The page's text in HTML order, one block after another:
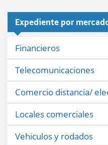
Expediente por
Financieros
Telecomunicaciones
Comercio distancia/
Locales comerciales
Vehiculos y rodados